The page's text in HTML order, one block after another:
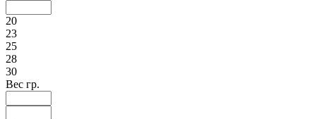
20
23
25
28
30
Вес гр.